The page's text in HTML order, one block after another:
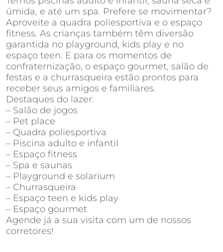
úmida, e até um spa. Prefere se movimentar?
Aproveite a quadra poliesportiva e o espaço
fitness. As crianças também têm diversão
garantida no playground, kids play e no
espaço teen. E para os momentos de
confraternização, o espaço gourmet, salão de
festas e a churrasqueira estão prontos para
receber seus amigos e familiares.
Destaques do lazer:
– Salão de jogos
– Pet place
– Quadra poliesportiva
– Piscina adulto e infantil
– Espaço fitness
– Spa e saunas
– Playground e solarium
– Churrasqueira
– Espaço teen e kids play
– Espaço gourmet
Agende já a sua visita com um de nossos
corretores!